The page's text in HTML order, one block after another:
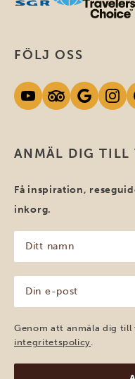
ANMÄL DIG TILL
Få inspiration,
inkorg.
namn
(Obligatoriskt)
post
(Obligatoriskt)
Genom att anmäla dig
integritetspolicy.
FÖLJ OSS